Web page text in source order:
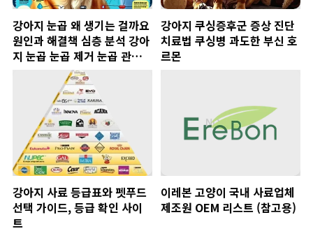
강아지 눈곱 왜 생기는 걸까요
원인과 해결책 심층 분석 강아
지 눈곱 눈곱 제거 눈곱 관리
눈 건강
강아지 쿠싱증후군 증상 진단
치료법 쿠싱병 과도한 부신 호
르몬
강아지 사료 등급표와 펫푸드
선택 가이드, 등급 확인 사이
트
이레본 고양이 국내 사료업체
제조원 OEM 리스트 (참고용)